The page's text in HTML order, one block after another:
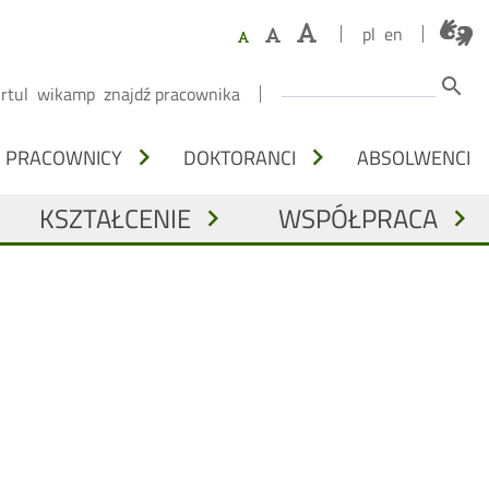
pl en
wikamp znajdź pracownika search
PRACOWNICY chevron_right DOKTORANCI chevron_right ABSOLWENCI
KSZTAŁCENIE chevron_right WSPÓŁPRACA chevron_right